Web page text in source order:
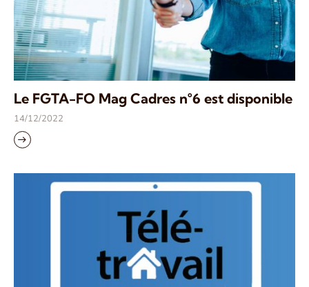
Le FGTA-FO Mag Cadres n°6 est disponible
14/12/2022